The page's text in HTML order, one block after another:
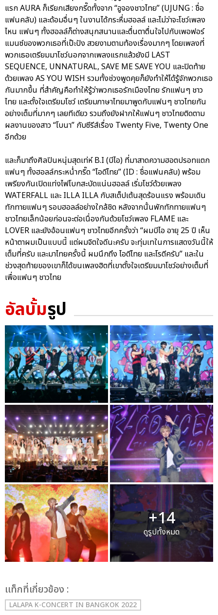
แรก AURA ก็เรียกเสียงกรี๊ดทั้งจาก “อูจองชาวไทย” (UJUNG : ชื่อ
แฟนคลับ) และด้อมอื่นๆ ในงานได้กระหื่มฮอลล์ และไม่ว่าจะโชว์เพลง
ไหน แฟนๆ ทั้งฮอลล์ก็ต่างสนุกสนานและตื่นตาตื่นใจไปกับเพอฟอร์
แมนซ์ของพวกเธอที่เป๊ะปัง สวยงามตามท้องเรื่องมากๆ โดยเพลงที่
พวกเธอเตรียมมาโชว์นอกจากเพลงแรกแล้วยังมี LAST
SEQUENCE, UNNATURAL, SAVE ME SAVE YOU และปิดท้าย
ด้วยเพลง AS YOU WISH รวมทั้งช่วงพูดคุยก็ยังทำให้ได้รู้จักพวกเธอ
กันมากขึ้น ที่สำคัญคือทำให้รู้ว่าพวกเธอรักเมืองไทย รักแฟนๆ ชาว
ไทย และตั้งใจเตรียมโชว์ เตรียมภาษาไทยมาพูดกับแฟนๆ ชาวไทยกัน
อย่างเต็มที่มากๆ เลยทีเดียว รวมถึงยังฝากให้แฟนๆ ชาวไทยติดตาม
ผลงานของสาว “โบนา” กับซีรีส์เรื่อง Twenty Five, Twenty One
อีกด้วย
และก็มาถึงศิลปินหนุ่มสุดเท่ห์ B.I (บีไอ) ที่มาสาดความฮอตปรอทแตก
แฟนๆ ทั้งฮอลล์กระหน่ำกริ๊ด “ไอดีไทย” (ID : ชื่อแฟนคลับ) พร้อม
เพรียงกันเปิดแท่งไฟโบกสะบัดแน่นฮอลล์ เริ่มโชว์ด้วยเพลง
WATERFALL และ ILLA ILLA กับสเต็ปเต้นสุดร้อนแรง พร้อมเดิน
ทักทายแฟนๆ รอบฮอลล์อย่างใกล้ชิด หลังจากนั้นพักทักทายแฟนๆ
ชาวไทยเล็กน้อยก่อนจะต่อเนื่องกันด้วยโชว์เพลง FLAME และ
LOVER และยังอ้อนแฟนๆ ชาวไทยอีกครั้งว่า “ผมบีไอ อายุ 25 ปี เห็น
หน้าตาผมเป็นแบบนี้ แต่ผมจิตใจดีนะครับ จะทุ่มเทในการแสดงวันนี้ให้
เต็มที่ครับ และมาไทยครั้งนี้ ผมนึกถึง ไอดีไทย และโรตีครับ” และใน
ช่วงสุดท้ายของเขาก็ได้ขนเพลงฮิตที่เขาตั้งใจเตรียมมาโชว์อย่างเต็มที่
เพื่อแฟนๆ ชาวไทย
อัลบั้มรูป
+14
ดูรูปทั้งหมด
เเท็กที่เกี่ยวข้อง :
LALAPA K-CONCERT IN BANGKOK 2022